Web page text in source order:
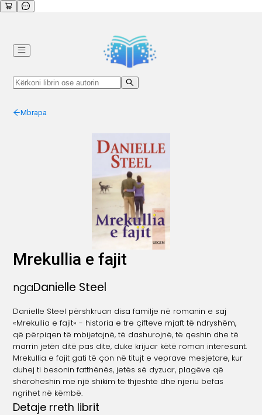
Mbrapa
Mrekullia e fajit
ngaDanielle Steel
Danielle Steel përshkruan disa familje në romanin e saj
«Mrekullia e fajit» - historia e tre çifteve mjaft të ndryshëm,
që përpiqen të mbijetojnë, të dashurojnë, të qeshin dhe të
marrin jetën ditë pas dite, duke krijuar këtë roman interesant.
Mrekullia e fajit gati të çon në titujt e veprave mesjetare, kur
duhej ti besonin fatthënës, jetës së dyzuar, plagëve që
shëroheshin me një shikim të thjeshtë dhe njeriu befas
ngrihet në këmbë.
Detaje rreth librit